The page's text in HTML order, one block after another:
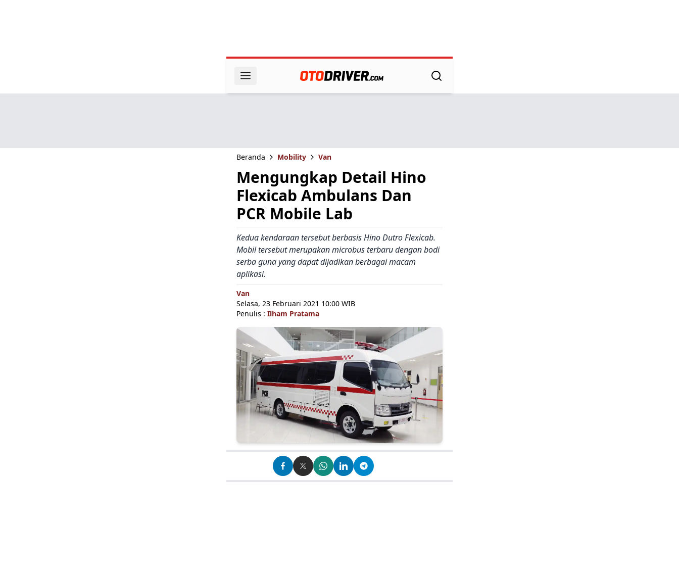
Beranda Mobility Van
Mengungkap Detail Hino
Flexicab Ambulans Dan
PCR Mobile Lab
Kedua kendaraan tersebut berbasis Hino Dutro Flexicab.
Mobil tersebut merupakan microbus terbaru dengan bodi
serba guna yang dapat dijadikan berbagai macam
aplikasi.
Van
Selasa, 23 Februari 2021 10:00 WIB
Penulis : Ilham Pratama